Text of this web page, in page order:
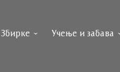
Збирке Учење и забава